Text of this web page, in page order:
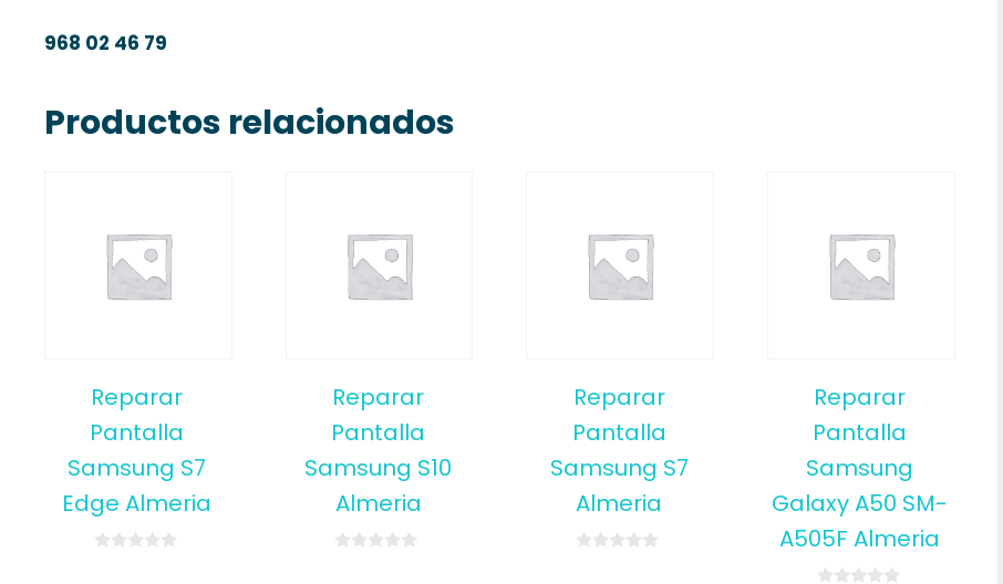
968 02 46 79
Productos relacionados
Reparar
Pantalla
Samsung S7
Edge Almeria
Reparar
Pantalla
Samsung S10
Almeria
Reparar
Pantalla
Samsung S7
Almeria
Reparar
Pantalla
Samsung
Galaxy A50 SM-
A505F Almeria